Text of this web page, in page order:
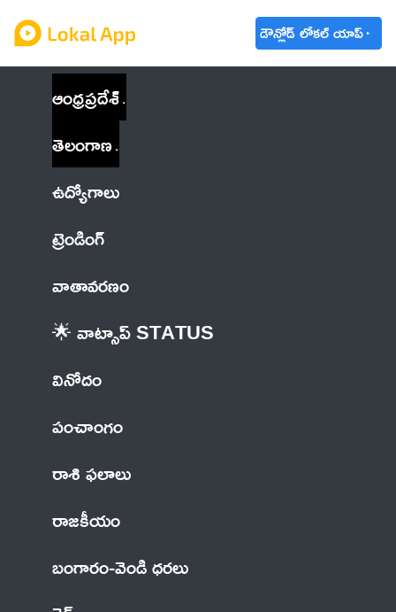
డౌన్లోడ్ లోకల్ యాప్
ఆంధ్రప్రదేశ్
తెలంగాణ
ఉద్యోగాలు
ట్రెండింగ్
వాతావరణం
🌟 వాట్సాప్ STATUS
వినోదం
పంచాంగం
రాశి ఫలాలు
రాజకీయం
బంగారం-వెండి ధరలు